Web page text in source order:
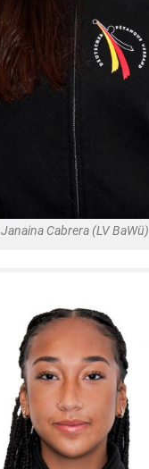
Janaina Cabrera (LV BaWü)